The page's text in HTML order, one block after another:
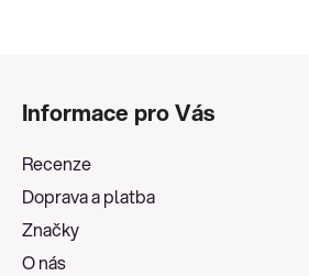
Informace pro Vás
Recenze
Doprava a platba
Značky
O nás